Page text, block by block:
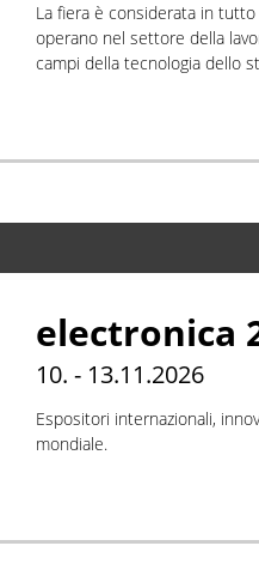
La fiera è considerata in
operano nel settore della
campi della tecnologia dello
electronica
10. - 13.11.2026
Espositori internazionali,
mondiale.